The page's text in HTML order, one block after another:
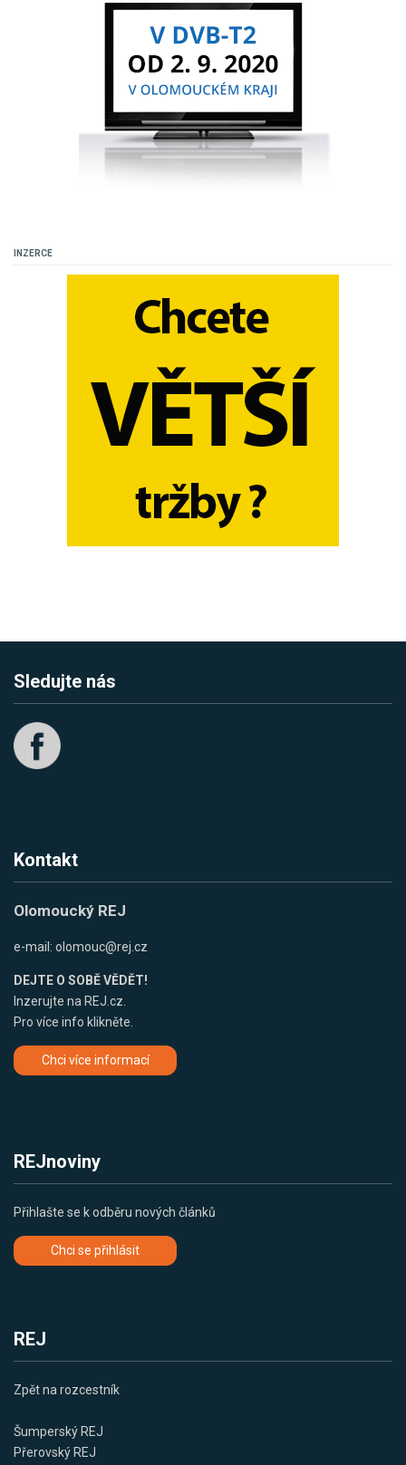
INZERCE
Sledujte nás
Kontakt
Olomoucký REJ
e-mail: olomouc@rej.cz
DEJTE O SOBĚ VĚDĚT!
Inzerujte na REJ.cz.
Pro více info klikněte.
Chci více informací
REJnoviny
Přihlašte se k odběru nových článků
Chci se přihlásit
REJ
Zpět na rozcestník
Šumperský REJ
Přerovský REJ